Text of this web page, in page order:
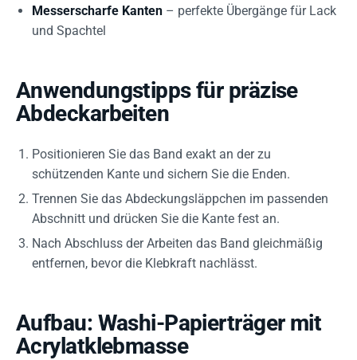
Messerscharfe Kanten – perfekte Übergänge für Lack
und Spachtel
Anwendungstipps für präzise
Abdeckarbeiten
Positionieren Sie das Band exakt an der zu
schützenden Kante und sichern Sie die Enden.
Trennen Sie das Abdeckungsläppchen im passenden
Abschnitt und drücken Sie die Kante fest an.
Nach Abschluss der Arbeiten das Band gleichmäßig
entfernen, bevor die Klebkraft nachlässt.
Aufbau: Washi-Papierträger mit
Acrylatklebmasse